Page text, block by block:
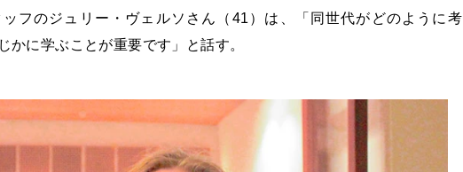
フのジュリー・ヴェルソさん（41）は、「同世代がどのように考
かに学ぶことが重要です」と話す。